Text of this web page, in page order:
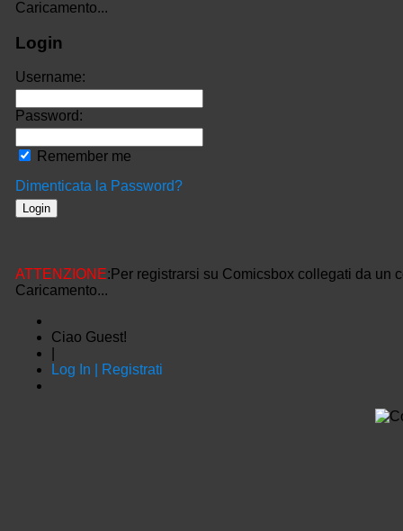
Caricamento...
Login
Username:
Password:
Remember me
Dimenticata la Password?
ATTENZIONE:Per registrarsi su Comicsbox collegati da un
Caricamento...
Ciao Guest!
Log In | Registrati